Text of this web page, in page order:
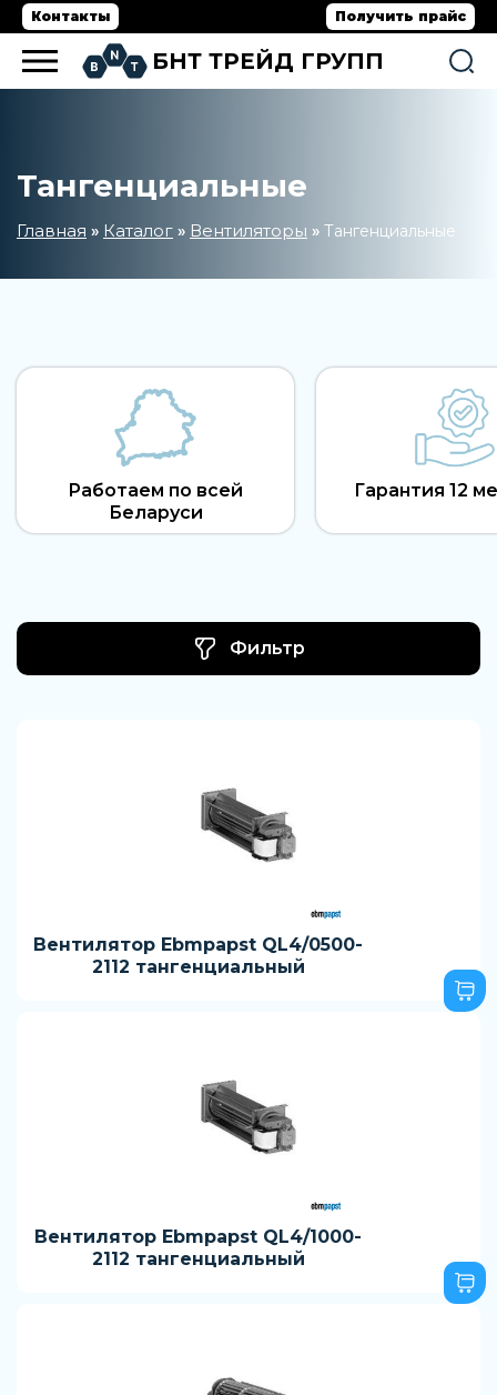
Контакты Получить прайс
БНТ ТРЕЙД ГРУПП
Тангенциальные
Главная » Каталог » Вентиляторы » Тангенциальные
Работаем по всей
Беларуси
Гарантия 12
Фильтр
Вентилятор Ebmpapst QL4/0500-
2112 тангенциальный
Вентилятор Ebmpapst QL4/1000-
2112 тангенциальный